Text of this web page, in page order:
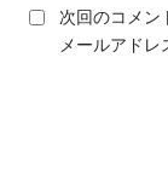
次回のコメン
メールアドレ